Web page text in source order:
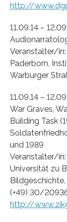
http://
11.09.14 –
Veranstalter/in:
Paderborn,
Warburger
11.09.14 –
War Graves,
Building Task
und 1989
Veranstalter/
Universität zu
Bildgeschichte,
(+49) 30/
http://